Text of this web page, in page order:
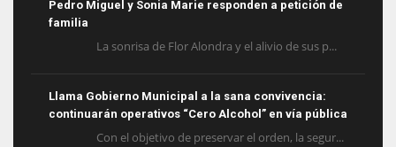
Pedro Miguel y Sonia Marie responden a petición de
familia
La sonrisa de Flor Alondra y el alivio de sus p...
Llama Gobierno Municipal a la sana convivencia:
continuarán operativos “Cero Alcohol” en vía pública
Con el objetivo de preservar el orden, la segur...